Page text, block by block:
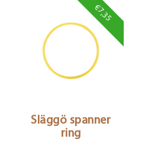
€7,35
Släggö spanner
ring